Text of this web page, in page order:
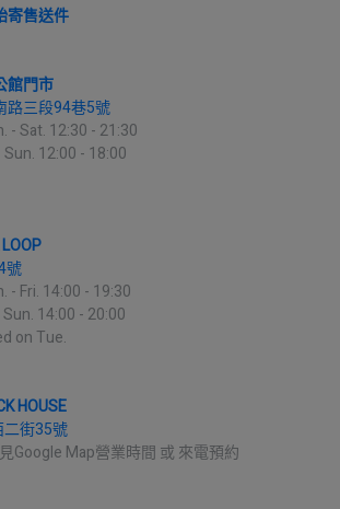
寄售送件
館門市
路三段94巷5號
12:30 - 21:30
- 18:00
號
14:00 - 19:30
- 20:00
Tue.
HOUSE
街35號
Google Map營業時間 或 來電預約